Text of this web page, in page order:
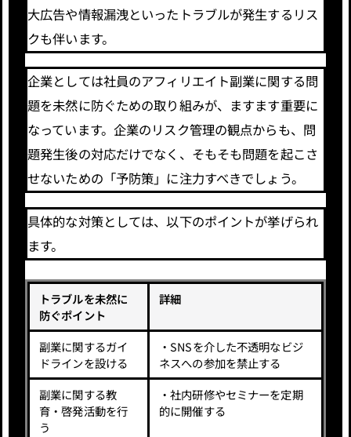
大広告や情報漏洩といったトラブルが発生するリス
クも伴います。
企業としては社員のアフィリエイト副業に関する問
題を未然に防ぐための取り組みが、ますます重要に
なっています。企業のリスク管理の観点からも、問
題発生後の対応だけでなく、そもそも問題を起こさ
せないための「予防策」に注力すべきでしょう。
具体的な対策としては、以下のポイントが挙げられ
ます。
トラブルを未然に
防ぐポイント
詳細
副業に関するガイ
ドラインを設ける
・SNSを介した不透明なビジ
ネスへの参加を禁止する
副業に関する教
育・啓発活動を行
う
・社内研修やセミナーを定期
的に開催する